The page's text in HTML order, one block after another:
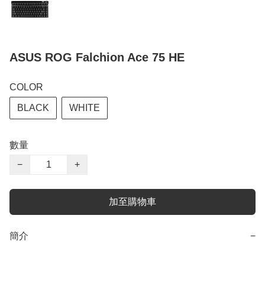
ASUS ROG Falchion Ace 75 HE
COLOR
BLACK WHITE
數量
−
+
加至購物車
簡介 −